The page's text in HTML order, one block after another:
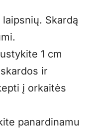
Skardą
1 cm
ir
į orkaitės
panardinamu